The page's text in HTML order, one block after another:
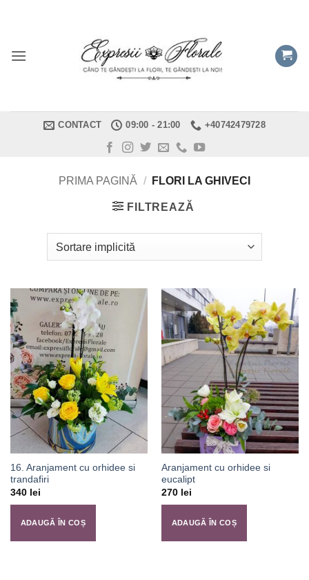
CONTACT 09:00 - 21:00 +40742479728
PRIMA PAGINĂ / FLORI LA GHIVECI
FILTREAZĂ
16. Aranjament cu orhidee si
trandafiri
340 lei
ADAUGĂ ÎN COȘ
Aranjament cu orhidee si
eucalipt
270 lei
ADAUGĂ ÎN COȘ